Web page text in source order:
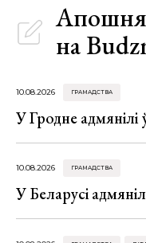
на
10.08.2026 ГРАМАДСТВА
У Гродне адмянілі
10.08.2026 ГРАМАДСТВА
У Беларусі